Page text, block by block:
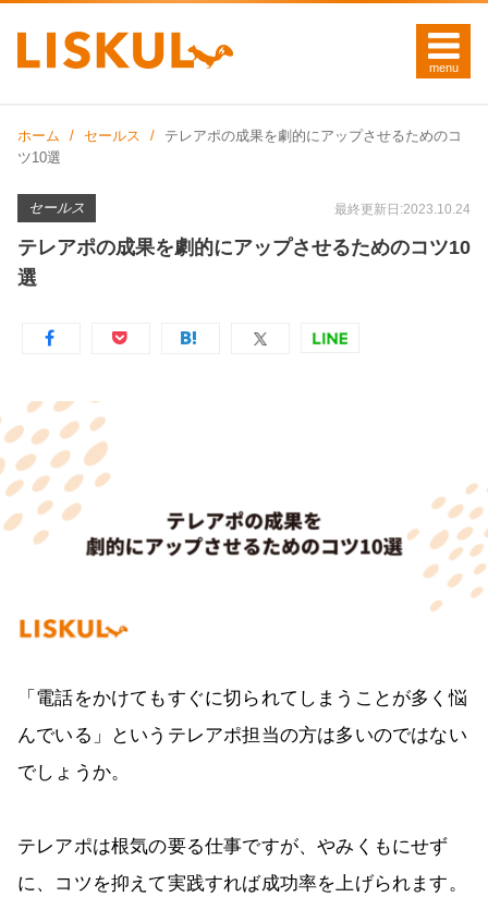
ホーム セールス
テレアポの成果を劇的にアップさせるためのコ
ツ10選
セールス 最終更新日:2023.10.24
テレアポの成果を劇的にアップさせるためのコツ10
選
「電話をかけてもすぐに切られてしまうことが多く悩
んでいる」というテレアポ担当の方は多いのではない
でしょうか。
テレアポは根気の要る仕事ですが、やみくもにせず
に、コツを抑えて実践すれば成功率を上げられます。